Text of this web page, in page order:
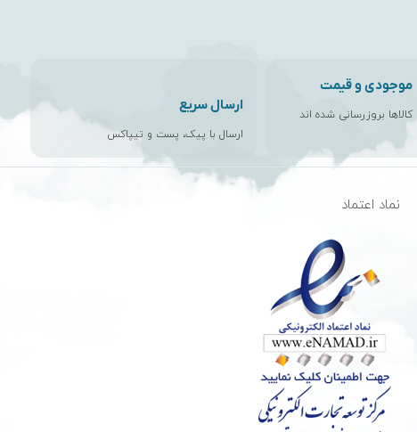
موجودی و قیمت
کالاها بروزرسانی شده اند
ارسال سریع
ارسال با پیک، پست و تیپاکس
نماد اعتماد